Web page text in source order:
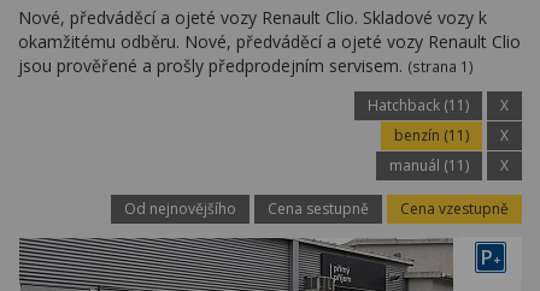
Nové, předváděcí a ojeté vozy Renault Clio. Skladové vozy k
okamžitému odběru. Nové, předváděcí a ojeté vozy Renault Clio
jsou prověřené a prošly předprodejním servisem. (strana 1)
Hatchback (11)
X
benzín (11)
X
manuál (11)
X
Od nejnovějšího Cena sestupně Cena vzestupně
P+